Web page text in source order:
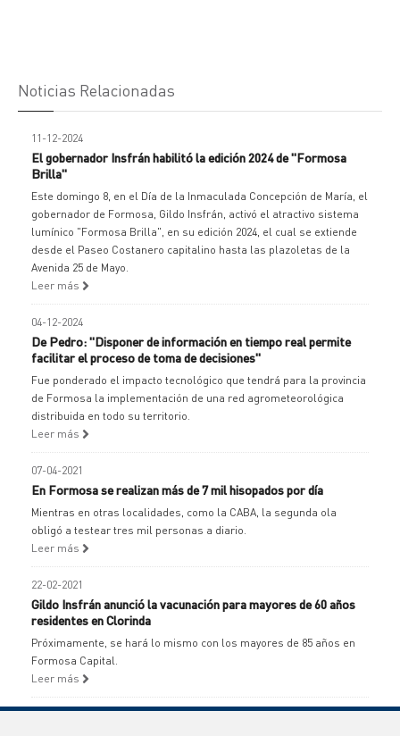
Noticias Relacionadas
11-12-2024
El gobernador Insfrán habilitó la edición 2024 de "Formosa
Brilla"
Este domingo 8, en el Día de la Inmaculada Concepción de María, el
gobernador de Formosa, Gildo Insfrán, activó el atractivo sistema
lumínico "Formosa Brilla", en su edición 2024, el cual se extiende
desde el Paseo Costanero capitalino hasta las plazoletas de la
Avenida 25 de Mayo.
Leer más
04-12-2024
De Pedro: "Disponer de información en tiempo real permite
facilitar el proceso de toma de decisiones"
Fue ponderado el impacto tecnológico que tendrá para la provincia
de Formosa la implementación de una red agrometeorológica
distribuida en todo su territorio.
Leer más
07-04-2021
En Formosa se realizan más de 7 mil hisopados por día
Mientras en otras localidades, como la CABA, la segunda ola
obligó a testear tres mil personas a diario.
Leer más
22-02-2021
Gildo Insfrán anunció la vacunación para mayores de 60 años
residentes en Clorinda
Próximamente, se hará lo mismo con los mayores de 85 años en
Formosa Capital.
Leer más